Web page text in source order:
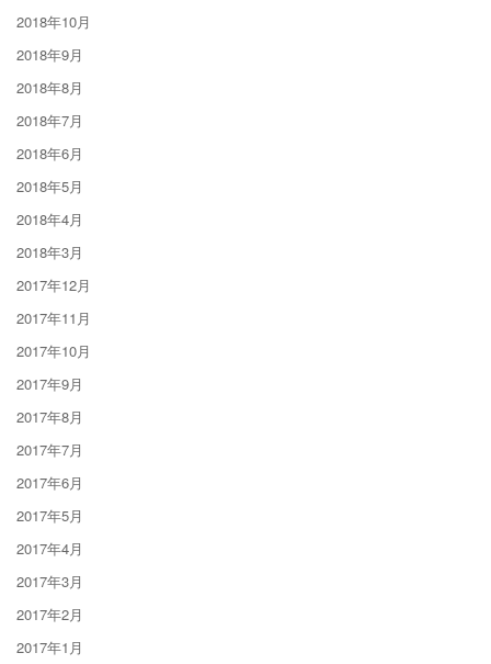
2018年10月
2018年9月
2018年8月
2018年7月
2018年6月
2018年5月
2018年4月
2018年3月
2017年12月
2017年11月
2017年10月
2017年9月
2017年8月
2017年7月
2017年6月
2017年5月
2017年4月
2017年3月
2017年2月
2017年1月